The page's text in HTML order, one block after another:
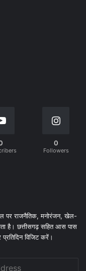
0
Followers
पर राजनैतिक, मनोरंजन, खेल-
है। छत्तीसगढ़ सहित आस पास
विजिट करें।